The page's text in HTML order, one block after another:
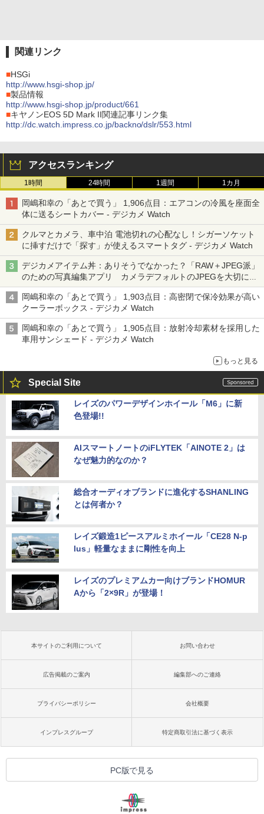
関連リンク
■HSGi
http://www.hsgi-shop.jp/
■製品情報
http://www.hsgi-shop.jp/product/661
■キヤノンEOS 5D Mark II関連記事リンク集
http://dc.watch.impress.co.jp/backno/dslr/553.html
アクセスランキング
1時間 24時間 1週間 1カ月
岡嶋和幸の「あとで買う」 1,906点目：エアコンの冷風を座面全
体に送るシートカバー - デジカメ Watch
クルマとカメラ、車中泊 電池切れの心配なし！シガーソケット
に挿すだけで「探す」が使えるスマートタグ - デジカメ Watch
デジカメアイテム丼：ありそうでなかった？「RAW＋JPEG派」
のための写真編集アプリ カメラデフォルトのJPEGを大切にす
る「Filmator」
岡嶋和幸の「あとで買う」 1,903点目：高密閉で保冷効果が高い
クーラーボックス - デジカメ Watch
岡嶋和幸の「あとで買う」 1,905点目：放射冷却素材を採用した
車用サンシェード - デジカメ Watch
もっと見る
Special Site
レイズのパワーデザインホイール「M6」に新
色登場!!
AIスマートノートのiFLYTEK「AINOTE 2」は
なぜ魅力的なのか？
総合オーディオブランドに進化するSHANLING
とは何者か？
レイズ鍛造1ピースアルミホイール「CE28 N-p
lus」軽量なままに剛性を向上
レイズのプレミアムカー向けブランドHOMUR
Aから「2×9R」が登場！
本サイトのご利用について お問い合わせ
広告掲載のご案内 編集部へのご連絡
プライバシーポリシー 会社概要
インプレスグループ 特定商取引法に基づく表示
PC版で見る